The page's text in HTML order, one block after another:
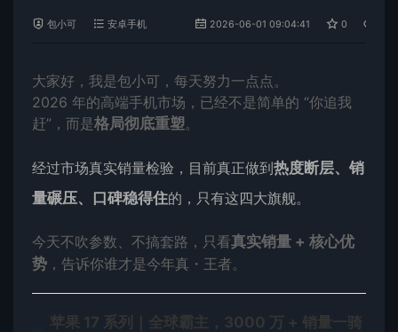
包小可 安卓手机 2026-06-01 09:04:41 0
大家好，我是包小可，每天努力一点点。
2026 年的高端手机市场，已经不是简单的 “你追我
赶”，而是格局彻底重塑。
经过市场真实销量检验，目前真正做到热度断层、销
量碾压、口碑稳得住的，只有这四大旗舰。
今天不吹参数、不搞套路，只看真实销量 + 核心优
势 ，告诉你谁才是今年真・王者。
苹果 17 系列｜全球霸主，3000 万 + 销量一骑